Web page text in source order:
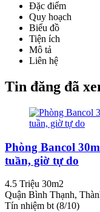
Đặc điểm
Quy hoạch
Biểu đồ
Tiện ích
Mô tả
Liên hệ
Tin đăng đã
Phòng Bancol
tuần, giờ tự do
4.5 Triệu 30m2
Quận Bình Thạnh,
Tín nhiệm bt (8/10)